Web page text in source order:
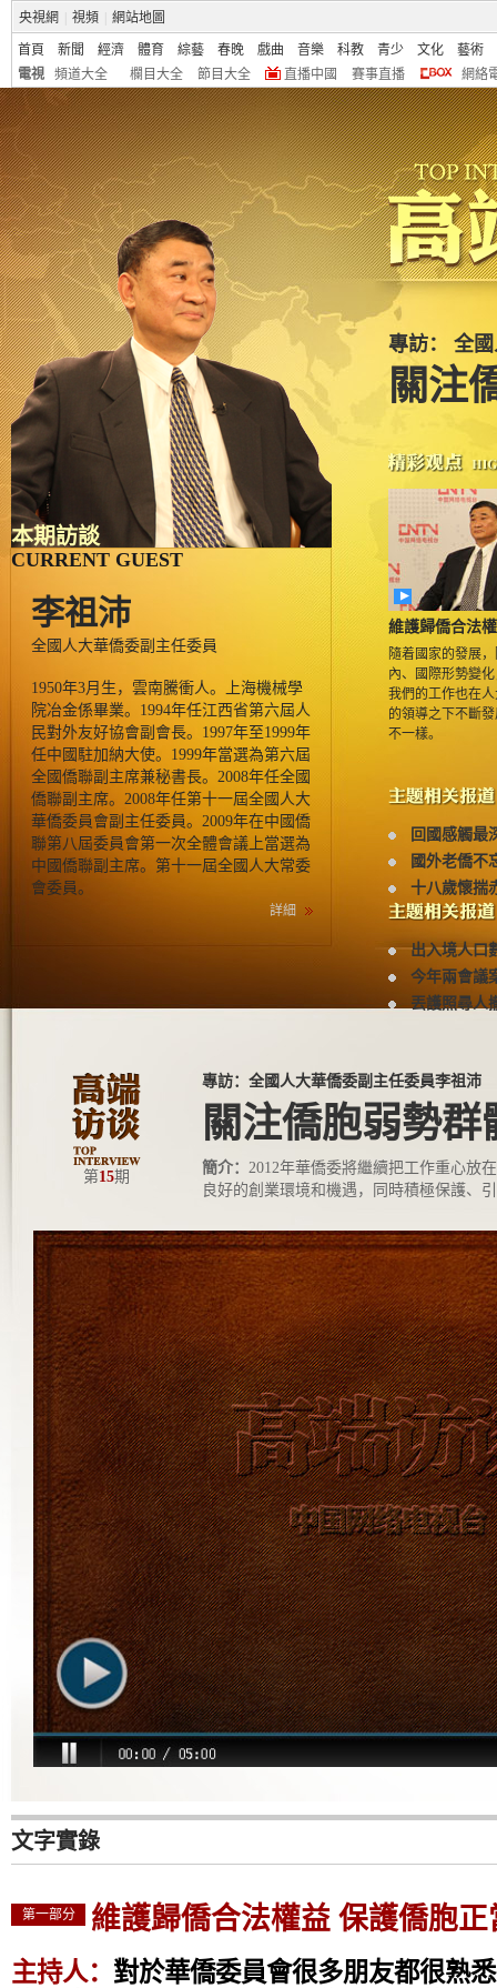
央視網 視頻 網站地圖
首頁 新聞 經濟 體育 綜藝 春晚 戲曲 音樂 科教 青少 文化
藝術
電視
頻道大全 欄目大全 節目大全 直播中國 賽事直播 網絡
本期訪談
CURRENT GUEST
李祖沛
全國人大華僑委副主任委員
1950年3月生，雲南騰衝人。上海機械學
院冶金係畢業。1994年任江西省第六屆人
民對外友好協會副會長。1997年至1999年
任中國駐加納大使。1999年當選為第六屆
全國僑聯副主席兼秘書長。2008年任全國
僑聯副主席。2008年任第十一屆全國人大
華僑委員會副主任委員。2009年在中國僑
聯第八屆委員會第一次全體會議上當選為
中國僑聯副主席。第十一屆全國人大常委
會委員。
詳細
專訪： 全
關注
維護歸僑合法
隨着國家的發展
內、國際形勢變
我們的工作也在
的領導之下不斷
不一樣。
回國感觸最
國外老僑不
十八歲懷揣
出入境人口
今年兩會議
丟護照尋人
第15期
專訪：全國人大華僑委副主任委員李祖沛
關注僑胞弱勢
簡介： 2012年華僑委將繼續把工作重心放
良好的創業環境和機遇，同時積極保護、
文字實錄
第一部分 維護歸僑合法權益 保護僑胞正
主持人： 對於華僑委員會很多朋友都很熟